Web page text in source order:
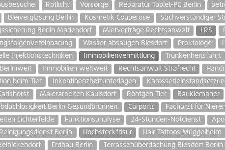
Rotlicht Vorsorge Reparatur Tablet-PC Berlin
Bleiverglasung Berlin Kosmetik Couperose Sachverständiger
Berlin Mariendorf Mietverträge Rechtsanwalt LRS
Wasser absaugen Biesdorf Proktologe
Injektionstechniken Immobilienvermittlung Trunkenheitsfahrt
Immobilien weltweit Rechtsanwalt Strafrecht
beim Tier Inkontinenzbettunterlagen
Malerarbeiten Kaulsdorf Röntgen Tier Bauklempner
Berlin Gesundbrunnen Carports Facharzt für
Lichterfelde Funktionsanalyse 24-Stunden-Notdienst
Reinigungsdienst Berlin Hochsteckfrisur Hair Tattoos Müggelheim
Erdbau Berlin Terrassenüberdachung Biesdorf Berlin